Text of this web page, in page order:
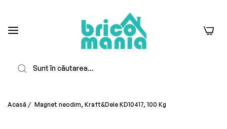
0
Acasă / Magnet neodim, Kraft&Dele KD10417, 100 Kg